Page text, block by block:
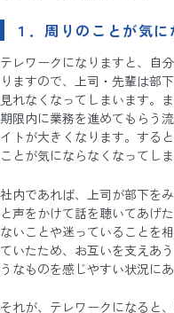
１．周りのことが気
テレワークになりますと、自
りますので、上司・先輩は部
見れなくなってしまいます。
期限内に業務を進めてもらう
イトが大きくなります。する
ことが気にならなくなってしま
社内であれば、上司が部下を
と声をかけて話を聴いてあげ
ないことや迷っていることを
ていたため、お互いを支えあ
うなものを感じやすい状況にあ
それが、テレワークになると